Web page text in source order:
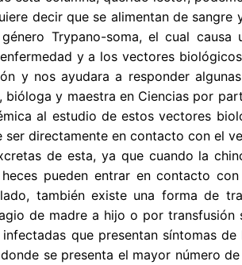
decir que se alimentan de
Trypano-soma, el cual causa
y a los vectores
y nos ayudara a responder
bióloga y maestra en Ciencias por
al estudio de estos vectores
ser directamente en contacto con el
de esta, ya que cuando la
pueden entrar en contacto
también existe una forma de
de madre a hijo o por
que presentan síntomas
se presenta el mayor número